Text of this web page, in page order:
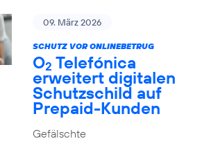
09. März 2026
SCHUTZ VOR ONLINEBETRUG
O2 Telefónica
erweitert digitalen
Schutzschild auf
Prepaid-Kunden
Gefälschte